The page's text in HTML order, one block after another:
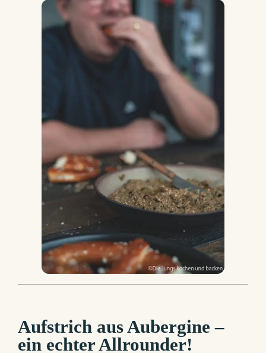
Aufstrich aus Aubergine –
ein echter Allrounder!